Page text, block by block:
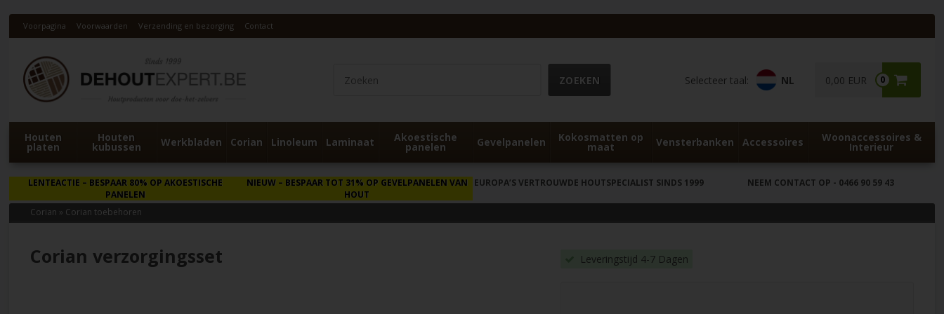
Voorpagina Voorwaarden Verzending en bezorging Contact
Selecteer taal: NL 0
0,00 EUR
Houten
platen
Houten
kubussen Werkbladen Corian Linoleum Laminaat Akoestische
panelen Gevelpanelen Kokosmatten op
maat Vensterbanken Accessoires Woonaccessoires &
Interieur
LENTEACTIE– BESPAAR 80% OP AKOESTISCHE
PANELEN
NIEUW– BESPAAR TOT 31% OP GEVELPANELEN VAN
HOUT
EUROPA’S VERTROUWDE HOUTSPECIALIST SINDS 1999 NEEM CONTACT OP - 0466 90 59 43
Corian » Corian toebehoren
Corian verzorgingsset Leveringstijd 4-7 Dagen